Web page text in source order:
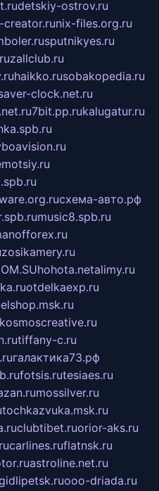
detskiy-ostrov.ru
creator.runix-files.org.ru
sputnikyes.ru
zallclub.ru
haikko.rusobakopedia.ru
clock.net.ru
7bit.pp.rukalugatur.ru
схема-авто.рф
music8.spb.ru
zosikamery.ru
hohota.netalimy.ru
otdelkaexp.ru
kosmoscreative.ru
tiffany-c.ru
галактика73.рф
fotsis.rutesiaes.ru
mossilver.ru
tochkazvuka.msk.ru
clubtibet.ruorior-aks.ru
carlines.ruflatnsk.ru
astroline.net.ru
ooo-driada.ru